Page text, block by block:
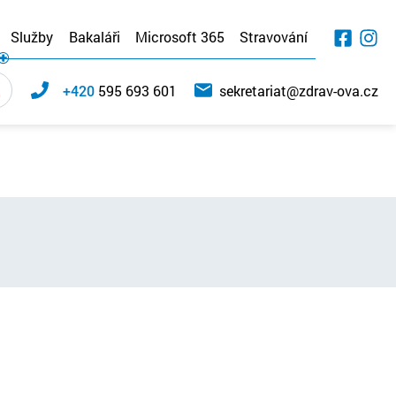
Služby Bakaláři Microsoft 365 Stravování
+420 595 693 601 sekretariat@zdrav-ova.cz